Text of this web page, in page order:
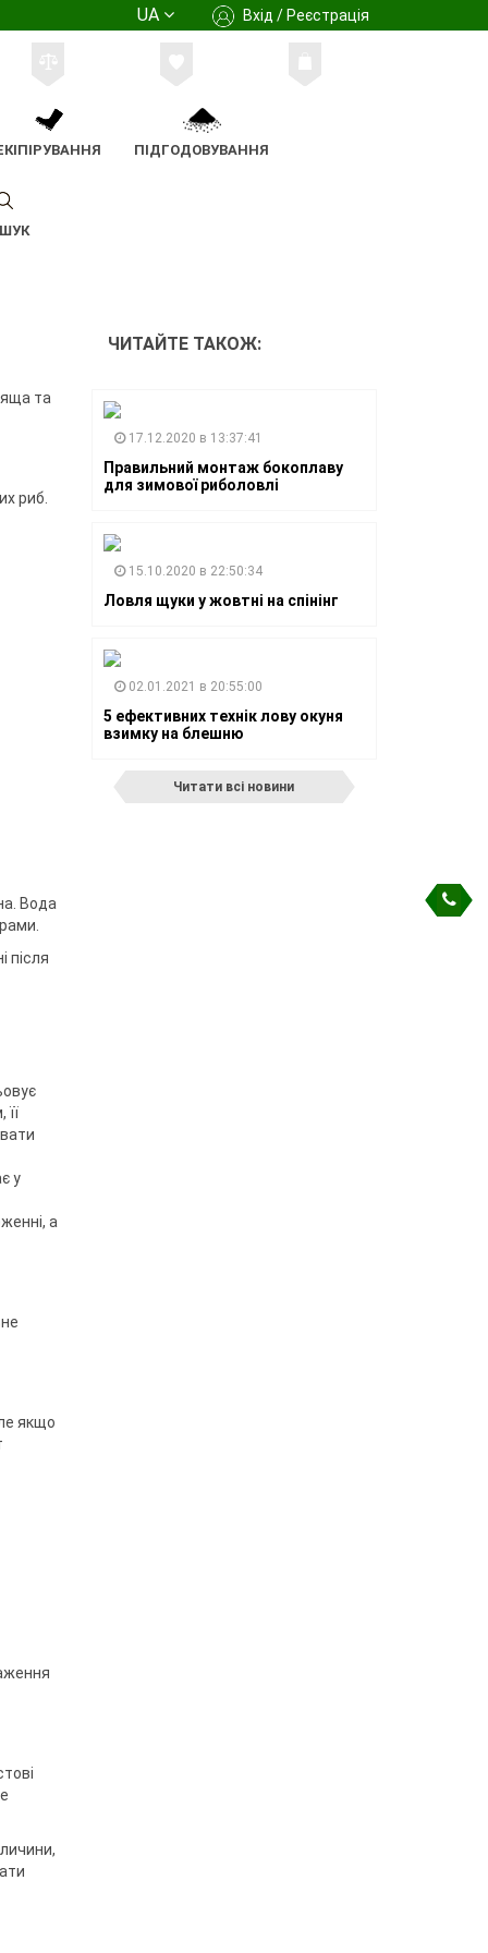
UA Вхід / Реєстрація
ПІДГОДОВУВАННЯ
та
риб.
Вода
після
у
а
якщо
ЧИТАЙТЕ ТАКОЖ:
17.12.2020 в 13:37:41
Правильний монтаж бокоплаву
для зимової риболовлі
15.10.2020 в 22:50:34
Ловля щуки у жовтні на спінінг
02.01.2021 в 20:55:00
5 ефективних технік лову окуня
взимку на блешню
Читати всі новини